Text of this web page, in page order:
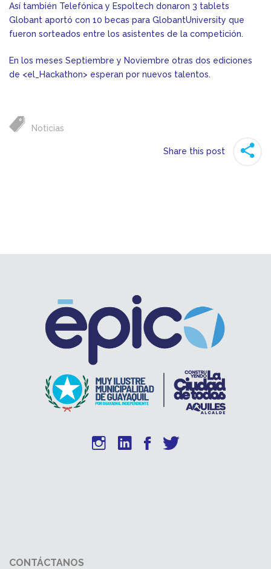
Así también Telefónica y Espoltech donaron 3 tablets
Globant aportó con 10 becas para GlobantUniversity que
fueron sorteados entre los asistentes de la competición.
En los meses Septiembre y Noviembre otras dos ediciones
de <el_Hackathon> esperan por nuevos talentos.
Noticias
Share this post
CONTÁCTANOS